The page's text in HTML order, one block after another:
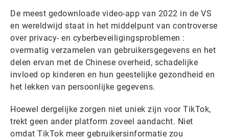
De meest gedownloade video-app van 2022 in de VS
en wereldwijd staat in het middelpunt van controverse
over privacy- en cyberbeveiligingsproblemen :
overmatig verzamelen van gebruikersgegevens en het
delen ervan met de Chinese overheid, schadelijke
invloed op kinderen en hun geestelijke gezondheid en
het lekken van persoonlijke gegevens.
Hoewel dergelijke zorgen niet uniek zijn voor TikTok,
trekt geen ander platform zoveel aandacht. Niet
omdat TikTok meer gebruikersinformatie zou